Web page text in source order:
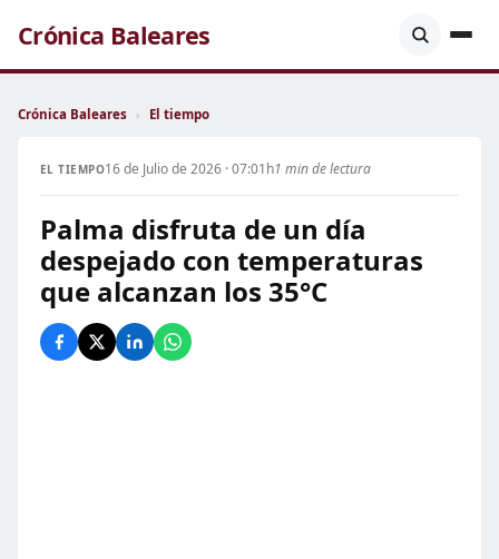
Crónica Baleares
Crónica Baleares › El tiempo
EL TIEMPO16 de Julio de 2026 · 07:01h1 min de lectura
Palma disfruta de un día
despejado con temperaturas
que alcanzan los 35°C